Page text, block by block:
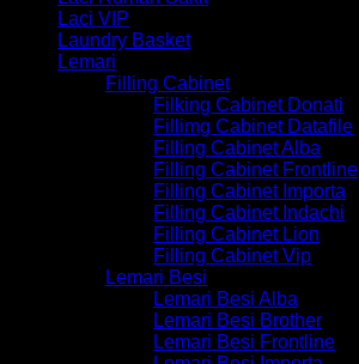
Laci VIP
Laundry Basket
Lemari
Filling Cabinet
Filking Cabinet Donati
Fillimg Cabinet Datafile
Filling Cabinet Alba
Filling Cabinet Frontline
Filling Cabinet Importa
Filling Cabinet Indachi
Filling Cabinet Lion
Filling Cabinet Vip
Lemari Besi
Lemari Besi Alba
Lemari Besi Brother
Lemari Besi Frontline